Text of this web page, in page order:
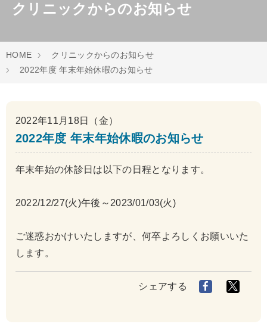
クリニックからのお知らせ
HOME
クリニックからのお知らせ
2022年度 年末年始休暇のお知らせ
2022年11月18日（金）
2022年度 年末年始休暇のお知らせ
年末年始の休診日は以下の日程となります。
2022/12/27(火)午後～2023/01/03(火)
ご迷惑おかけいたしますが、何卒よろしくお願いいた
します。
シェアする